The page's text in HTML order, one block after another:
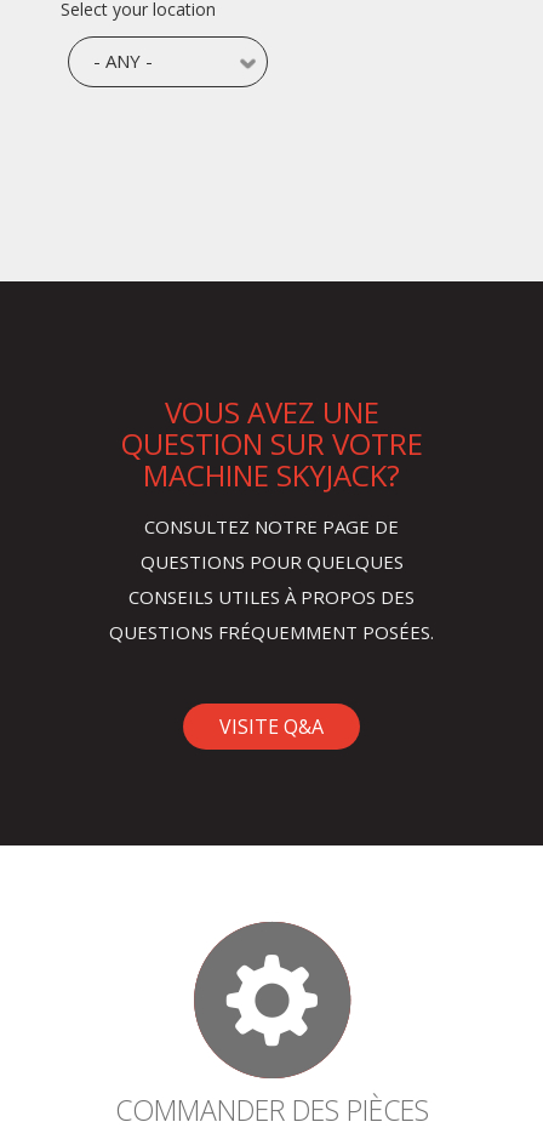
Select your location
VOUS AVEZ UNE
QUESTION SUR VOTRE
MACHINE SKYJACK?
CONSULTEZ NOTRE PAGE DE
QUESTIONS POUR QUELQUES
CONSEILS UTILES À PROPOS DES
QUESTIONS FRÉQUEMMENT POSÉES.
VISITE Q&A
COMMANDER DES PIÈCES